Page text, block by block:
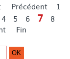
Précédent
1
4 5 6 7
8
Fin
OK